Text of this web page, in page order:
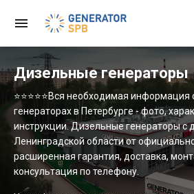
Дизельные генераторы
⭐⭐⭐⭐⭐Вся необходимая
генераторах в Петербурге - фото,
инструкции. Дизельные генераторы с
Ленинградской области от
расширенная гарантия, доставка,
консультация по телефону.